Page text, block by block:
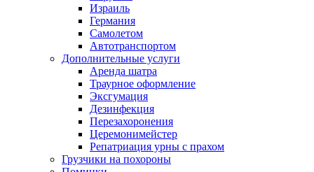
Израиль
Германия
Самолетом
Автотранспортом
Дополнительные услуги
Аренда шатра
Траурное оформление
Эксгумация
Дезинфекция
Перезахоронения
Церемонимейстер
Репатриация урны с прахом
Грузчики на похороны